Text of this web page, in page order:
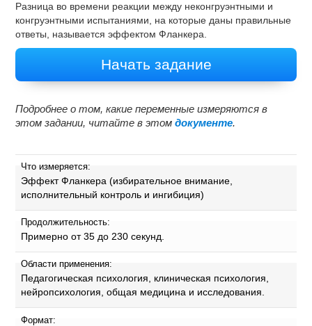
Разница во времени реакции между неконгруэнтными и
конгруэнтными испытаниями, на которые даны правильные
ответы, называется эффектом Фланкера.
Начать задание
Подробнее о том, какие переменные измеряются в
этом задании, читайте в этомдокументе.
Что измеряется:
Эффект Фланкера (избирательное внимание,
исполнительный контроль и ингибиция)
Продолжительность:
Примерно от 35 до 230 секунд.
Области применения:
Педагогическая психология, клиническая психология,
нейропсихология, общая медицина и исследования.
Формат: